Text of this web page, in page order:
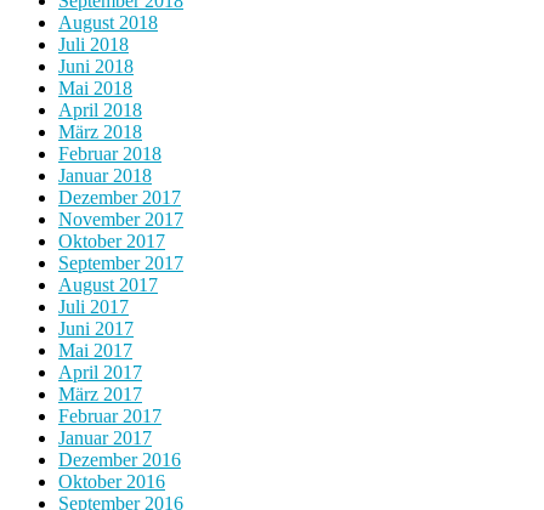
August 2018
Juli 2018
Juni 2018
Mai 2018
April 2018
März 2018
Februar 2018
Januar 2018
Dezember 2017
November 2017
Oktober 2017
September 2017
August 2017
Juli 2017
Juni 2017
Mai 2017
April 2017
März 2017
Februar 2017
Januar 2017
Dezember 2016
Oktober 2016
September 2016